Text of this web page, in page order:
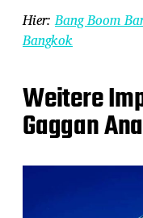
Hier:Bang Boom
Bangkok
Weitere
Gaggan